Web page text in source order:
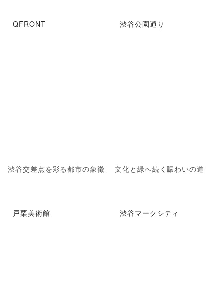
QFRONT
渋谷交差点を彩る都市の象徴
渋谷公園通り
文化と緑へ続く賑わいの道
戸栗美術館 渋谷マークシティ